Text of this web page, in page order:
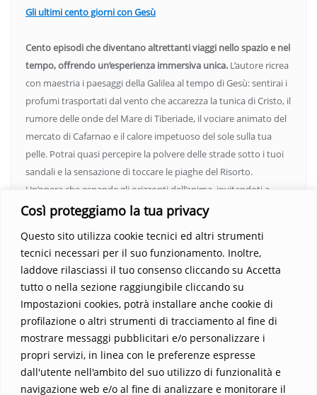
Così proteggiamo la tua privacy
Questo sito utilizza cookie tecnici ed altri strumenti
tecnici necessari per il suo funzionamento. Inoltre,
laddove rilasciassi il tuo consenso cliccando su Accetta
tutto o nella sezione raggiungibile cliccando su
Impostazioni cookies, potrà installare anche cookie di
profilazione o altri strumenti di tracciamento al fine di
mostrare messaggi pubblicitari e/o personalizzare i
propri servizi, in linea con le preferenze espresse
dall'utente nell'ambito del suo utilizzo di funzionalità e
navigazione web e/o al fine di analizzare e monitorare il
Gli ultimi cento giorni con Gesù
Cento episodi che diventano altrettanti viaggi nello spazio e nel
tempo, offrendo un’esperienza immersiva unica. L’autore ricrea
con maestria i paesaggi della Galilea al tempo di Gesù: sentirai i
profumi trasportati dal vento che accarezza la tunica di Cristo, il
rumore delle onde del Mare di Tiberiade, il vociare animato del
mercato di Cafarnao e il calore impetuoso del sole sulla tua
pelle. Potrai quasi percepire la polvere delle strade sotto i tuoi
sandali e la sensazione di toccare le piaghe del Risorto.
Un’opera che espande gli orizzonti dell’anima, invitandoti a
vedere oltre i confini del conosciuto. Scopri un mondo in cui
indimenticabile.Non perdere l’occasione di immergerti in
questo viaggio straordinario. Acquista il libro e lascia che la
Parola trasformi la tua vita